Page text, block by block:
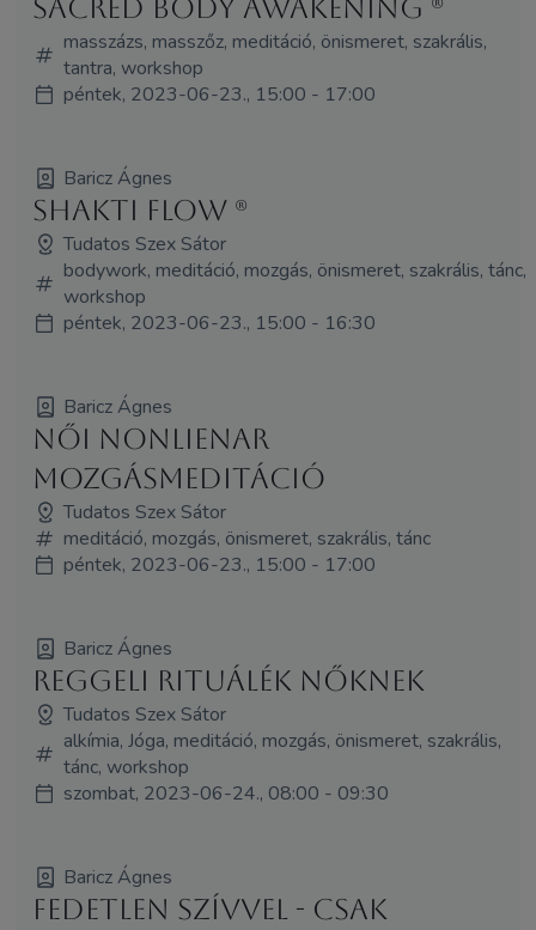
Sacred Body Awakening (R)
masszázs, masszőz, meditáció, önismeret, szakrális,
tantra, workshop
péntek, 2023-06-23., 15:00 - 17:00
Baricz Ágnes
Shakti Flow (R)
Tudatos Szex Sátor
bodywork, meditáció, mozgás, önismeret, szakrális, tánc,
workshop
péntek, 2023-06-23., 15:00 - 16:30
Baricz Ágnes
Női NonLienar
Mozgásmeditáció
Tudatos Szex Sátor
meditáció, mozgás, önismeret, szakrális, tánc
péntek, 2023-06-23., 15:00 - 17:00
Baricz Ágnes
Reggeli Rituálék Nőknek
Tudatos Szex Sátor
alkímia, Jóga, meditáció, mozgás, önismeret, szakrális,
tánc, workshop
szombat, 2023-06-24., 08:00 - 09:30
Baricz Ágnes
Fedetlen szívvel - csak